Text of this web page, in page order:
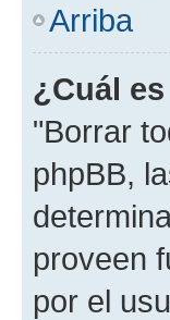
Arriba
¿Cuál
"Borrar
phpBB,
proveen
por el